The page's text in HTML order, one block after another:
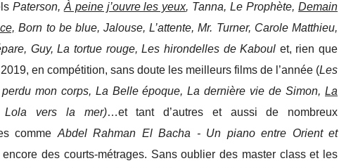
Paterson, À peine j’ouvre les yeux, Tanna, Le Prophète,Demain
Born to be blue, Jalouse, L’attente, Mr. Turner, Carole Matthieu,
Guy, La tortue rouge, Les hirondelles de Kaboul et, rien que
en compétition, sans doute les meilleurs films de l’année (Les
perdu mon corps, La Belle époque, La dernière vie de Simon, La
Lola vers la mer)…et tant d’autres et aussi de nombreux
comme Abdel Rahman El Bacha - Un piano entre Orient et
des courts-métrages. Sans oublier des master class et les